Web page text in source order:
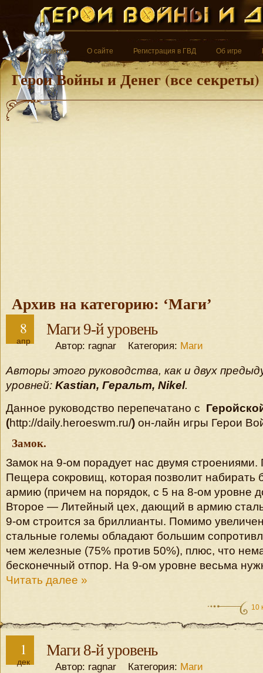
Главная О сайте Регистрация в ГВД Об игре
Герои Войны и Денег (все секреты)
Архив на категорию: ‘Маги’
8
апр
Маги 9-й уровень
Автор: ragnar Категория: Маги
Авторы этого руководства, как и двух
уровней: Kastian, Геральт, Nikel.
Данное руководство перепечатано с
(http://daily.heroeswm.ru/) он-лайн игры Герои
Замок.
Замок на 9-ом порадует нас двумя
Пещера сокровищ, которая позволит набирать
армию (причем на порядок, с 5 на 8-ом уровне
Второе — Литейный цех, дающий в армию
9-ом строится за бриллианты. Помимо
стальные големы обладают большим
чем железные (75% против 50%), плюс, что
бесконечный отпор. На 9-ом уровне весьма
Читать далее »
10
1
дек
Маги 8-й уровень
Автор: ragnar Категория: Маги